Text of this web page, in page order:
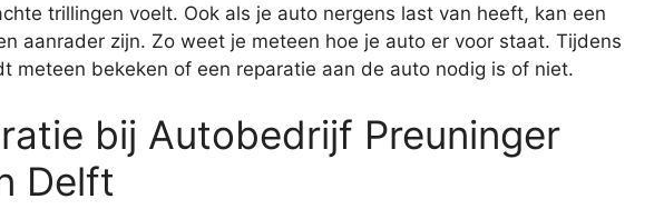
trillingen voelt. Ook als je auto nergens last van heeft, kan een
aanrader zijn. Zo weet je meteen hoe je auto er voor staat. Tijdens
meteen bekeken of een reparatie aan de auto nodig is of niet.
bij Autobedrijf Preuninger
Delft